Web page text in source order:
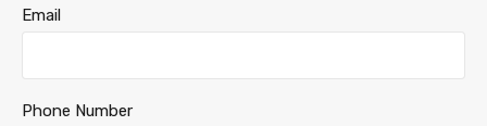
Email
Phone Number